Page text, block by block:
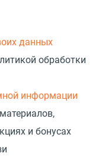
данных
обработки
информации
и бонусах